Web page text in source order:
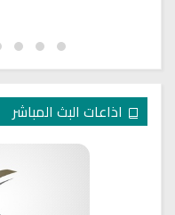
اذاعات البث المباشر